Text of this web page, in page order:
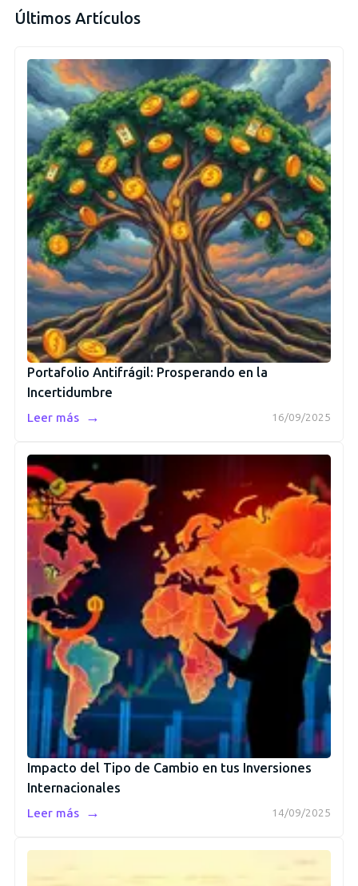
Últimos Artículos
Portafolio Antifrágil: Prosperando en la
Incertidumbre
16/09/2025
Leer más →
Impacto del Tipo de Cambio en tus Inversiones
Internacionales
14/09/2025
Leer más →